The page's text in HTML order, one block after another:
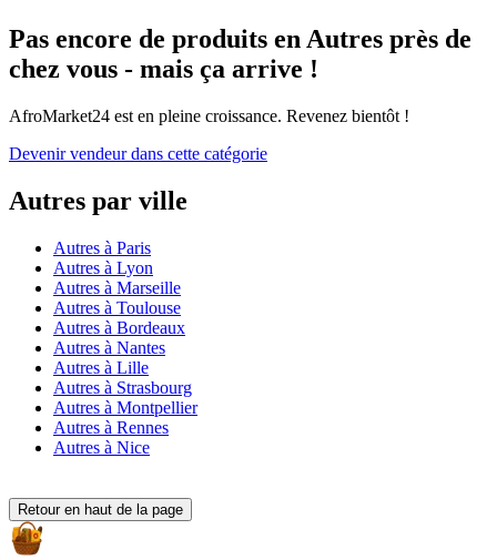
Pas encore de produits en Autres près de
chez vous - mais ça arrive !
AfroMarket24 est en pleine croissance. Revenez bientôt !
Devenir vendeur dans cette catégorie
Autres par ville
Autres à Paris
Autres à Lyon
Autres à Marseille
Autres à Toulouse
Autres à Bordeaux
Autres à Nantes
Autres à Lille
Autres à Strasbourg
Autres à Montpellier
Autres à Rennes
Autres à Nice
Retour en haut de la page